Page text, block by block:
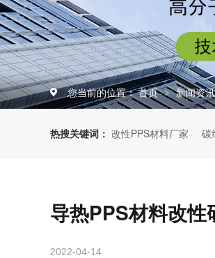
您当前的位置： 首页 > 新闻资
热搜关键词： 改性PPS材料厂家 碳
导热PPS材料改性
2022-04-14